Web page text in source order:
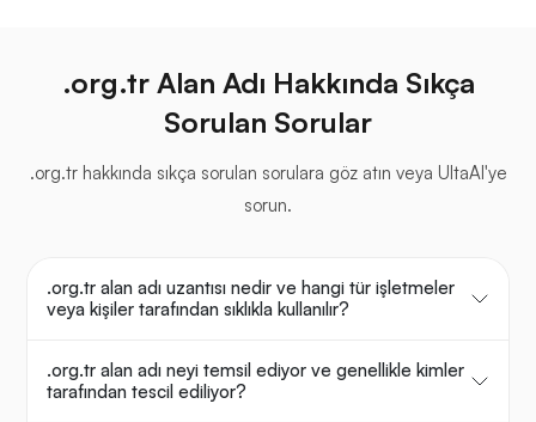
.org.tr Alan Adı Hakkında Sıkça
Sorulan Sorular
.org.tr hakkında sıkça sorulan sorulara göz atın veya UltaAI'ye
sorun.
.org.tr alan adı uzantısı nedir ve hangi tür işletmeler
veya kişiler tarafından sıklıkla kullanılır?
.org.tr alan adı neyi temsil ediyor ve genellikle kimler
tarafından tescil ediliyor?